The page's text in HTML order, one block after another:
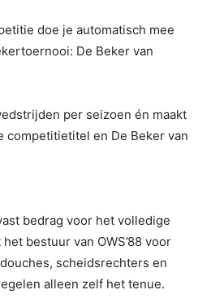
doe je automatisch mee
De Beker van
per seizoen én maakt
competitietitel en De Beker van
bedrag voor het volledige
bestuur van OWS’88 voor
scheidsrechters en
alleen zelf het tenue.